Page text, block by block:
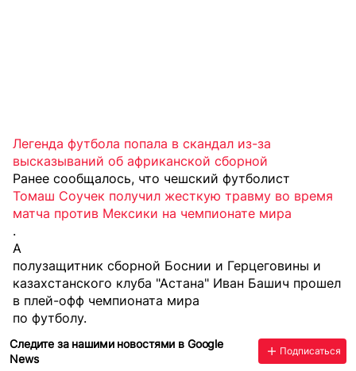
Легенда футбола попала в скандал из-за
высказываний об африканской сборной
Ранее сообщалось, что чешский футболист
Томаш Соучек получил жесткую травму во время
матча против Мексики на чемпионате мира
.
А
полузащитник сборной Боснии и Герцеговины и
казахстанского клуба "Астана" Иван Башич прошел
в плей-офф чемпионата мира
по футболу.
Следите за нашими новостями в Google
News
Подписаться